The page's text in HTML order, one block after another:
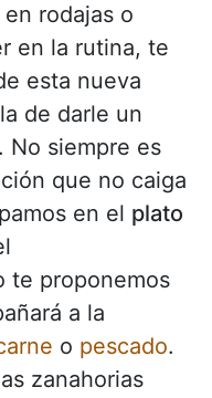
rodajas o
en la rutina, te
esta nueva
de darle un
siempre es
que no caiga
en el plato
te proponemos
a la
o pescado.
zanahorias